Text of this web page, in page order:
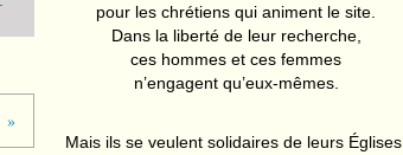
pour les chrétiens qui animent le site.
Dans la liberté de leur recherche,
ces hommes et ces femmes
n’engagent qu’eux-mêmes.
Mais ils se veulent solidaires de leurs Églises.